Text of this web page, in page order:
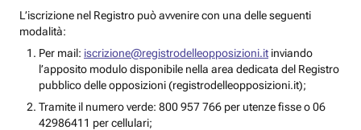
L’iscrizione nel Registro può avvenire con una delle seguenti
modalità:
Per mail: iscrizione@registrodelleopposizioni.it inviando
l’apposito modulo disponibile nella area dedicata del Registro
pubblico delle opposizioni (registrodelleopposizioni.it);
Tramite il numero verde: 800 957 766 per utenze fisse o 06
42986411 per cellulari;